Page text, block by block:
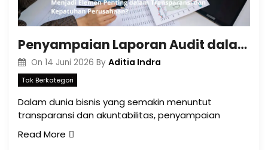
Penyampaian Laporan Audit dalam RUPS: Mengapa Menjadi Elemen Penting dalam Transparansi dan Kepatuhan Perusahaan?
On 14 Juni 2026 By Aditia Indra
Tak Berkategori
Dalam dunia bisnis yang semakin menuntut
transparansi dan akuntabilitas, penyampaian
Read More